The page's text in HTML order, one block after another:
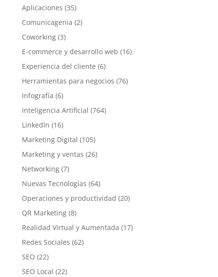
Aplicaciones (35)
Comunicagenia (2)
Coworking(3)
E-commerce y desarrollo web (16)
Experiencia del cliente (6)
Herramientas para negocios (76)
Infografía (6)
Inteligencia Artificial (764)
LinkedIn (16)
Marketing Digital (105)
Marketing y ventas (26)
Networking(7)
Nuevas Tecnologías (64)
Operaciones y productividad (20)
QR Marketing(8)
Realidad Virtual y Aumentada (17)
Redes Sociales (62)
SEO (22)
SEO Local (22)